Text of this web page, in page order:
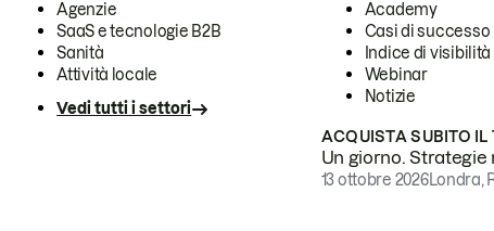
Agenzie
SaaS e tecnologie B2B
Sanità
Attività locale
Vedi tutti i settori
Academy
Casi di successo
Indice di visibilità
Webinar
Notizie
ACQUISTA SUBITO IL
Un giorno.
13 ottobre 2026Londra,